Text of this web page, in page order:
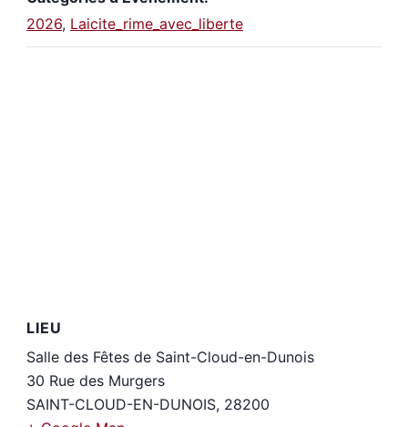
2026, Laicite_rime_avec_liberte
LIEU
Salle des Fêtes de Saint-Cloud-en-Dunois
30 Rue des Murgers
SAINT-CLOUD-EN-DUNOIS, 28200